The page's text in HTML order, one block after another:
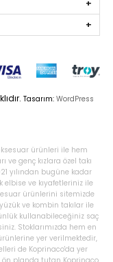
Tasarım: WordPress
ürünleri ile hem
ve genç kızlara özel takı
yılından bugüne kadar
elbise ve kıyafetleriniz ile
ürünlerini sitemizde
ve kombin takılar ile
kullanabileceğiniz saç
Stoklarımızda hem en
yer verilmektedir,
de Koprinaco'da yer